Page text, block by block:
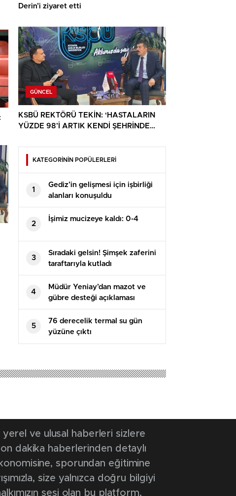
Derin’i ziyaret etti
GÜNCEL
KSBÜ REKTÖRÜ TEKİN: ‘HASTALARIN
YÜZDE 98’İ ARTIK KENDİ ŞEHRİNDE
KATEGORİNİN POPÜLERLERİ
1
Gediz’in gelişmesi için işbirliği
alanları konuşuldu
2
İşimiz mucizeye kaldı: 0-4
3
Sıradaki gelsin! Şimşek zaferini
taraftarıyla kutladı
4
Müdür Yeniay’dan mazot ve
gübre desteği açıklaması
5
76 derecelik termal su gün
yüzüne çıktı
ve ulusal haberleri sizlere
dakika haberlerinden detaylı
sporundan eğitimine
size yalnızca doğru bilgiyi
sesi olan bu platform,